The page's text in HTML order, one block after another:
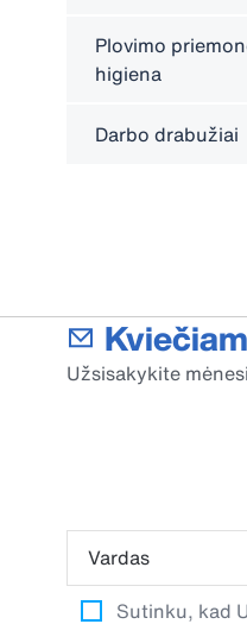
Plovimo
higiena
Darbo drabužiai
Užsisakykite
Vardas
Sutinku, kad